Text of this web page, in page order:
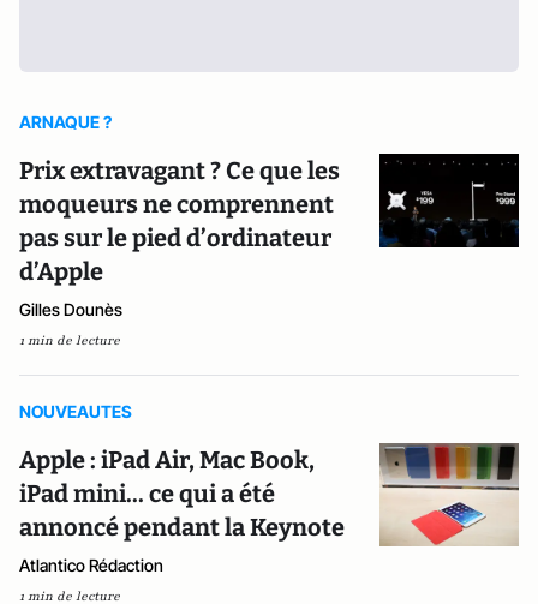
ARNAQUE ?
Prix extravagant ? Ce que les
moqueurs ne comprennent
pas sur le pied d’ordinateur
d’Apple
Gilles Dounès
1 min de lecture
NOUVEAUTES
Apple : iPad Air, Mac Book,
iPad mini... ce qui a été
annoncé pendant la Keynote
Atlantico Rédaction
1 min de lecture